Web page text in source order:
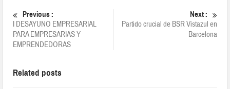
Previous :
I DESAYUNO EMPRESARIAL
PARA EMPRESARIAS Y
EMPRENDEDORAS
Next :
Partido crucial de BSR Vistazul en
Barcelona
Related posts